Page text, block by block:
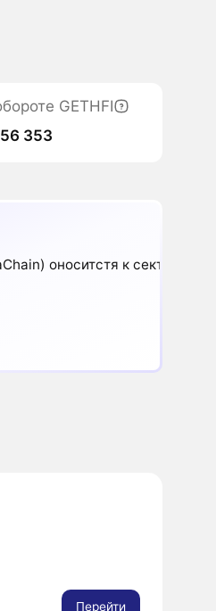
GETHFI
353
оноситстя к секторам:
Перейти